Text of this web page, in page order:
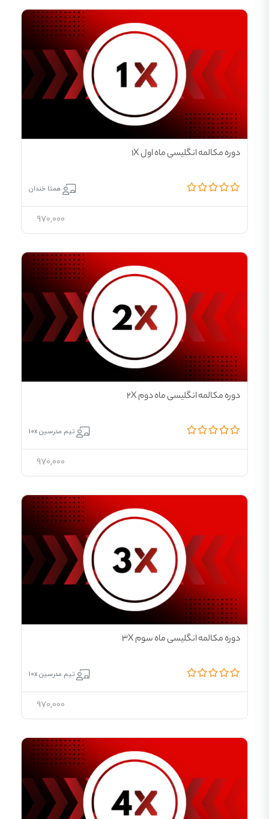
دوره مکالمه انگلیسی ماه اول 1X
همتا خندان
970,000
دوره مکالمه انگلیسی ماه دوم 2X
تیم مدرسین 10x
970,000
دوره مکالمه انگلیسی ماه سوم 3X
تیم مدرسین 10x
970,000